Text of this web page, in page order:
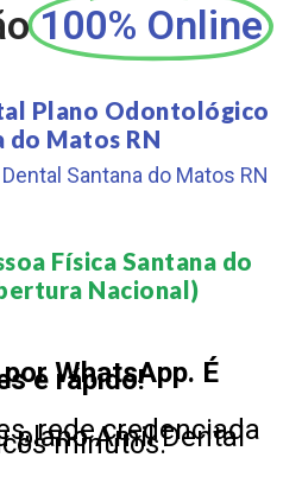
100% Online
Plano Odontológico
do Matos RN
Santana do Matos RN
Física Santana do
Nacional)​
WhatsApp. É
e rápido!
rede credenciada
plano Amil Dental
minutos.